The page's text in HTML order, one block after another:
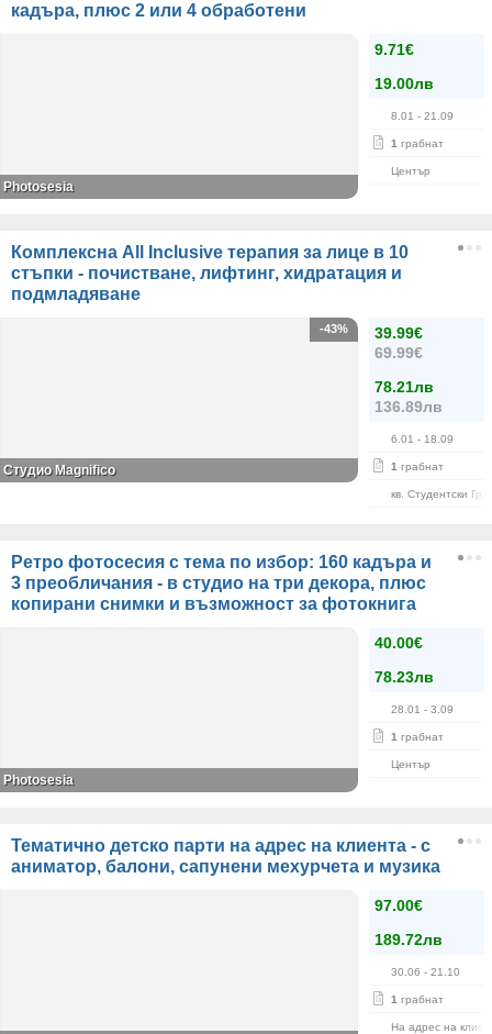
кадъра, плюс 2 или 4 обработени
9.71€
19.00лв
8.01 - 21.09
1 грабнат
Център
Photosesia
Комплексна All Inclusive терапия за лице в 10
стъпки - почистване, лифтинг, хидратация и
подмладяване
39.99€
69.99€
78.21лв
136.89лв
6.01 - 18.09
1 грабнат
кв. Студентски
-43%
Студио Magnifico
Ретро фотосесия с тема по избор: 160 кадъра и
3 преобличания - в студио на три декора, плюс
копирани снимки и възможност за фотокнига
40.00€
78.23лв
28.01 - 3.09
1 грабнат
Център
Photosesia
Тематично детско парти на адрес на клиента - с
аниматор, балони, сапунени мехурчета и музика
97.00€
189.72лв
30.06 - 21.10
1 грабнат
На адрес на